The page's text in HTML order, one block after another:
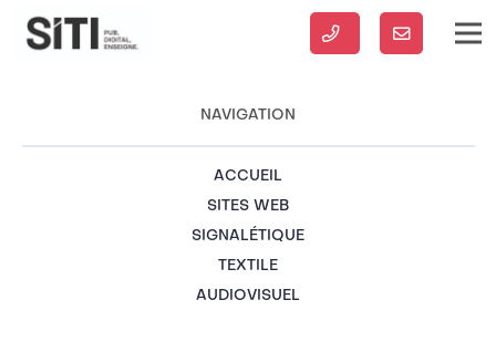
NAVIGATION
ACCUEIL
SITES WEB
SIGNALÉTIQUE
TEXTILE
AUDIOVISUEL